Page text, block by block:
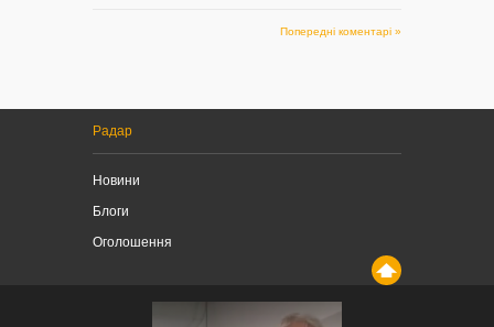
Попередні коментарі »
Радар
Новини
Блоги
Оголошення